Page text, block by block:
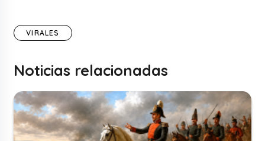
VIRALES
Noticias relacionadas